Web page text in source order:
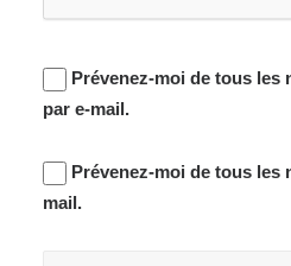
Prévenez-moi de tous les
par e-mail.
Prévenez-moi de tous les
mail.